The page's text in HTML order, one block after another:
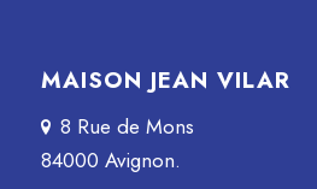
MAISON JEAN VILAR
8 Rue de Mons
84000 Avignon.